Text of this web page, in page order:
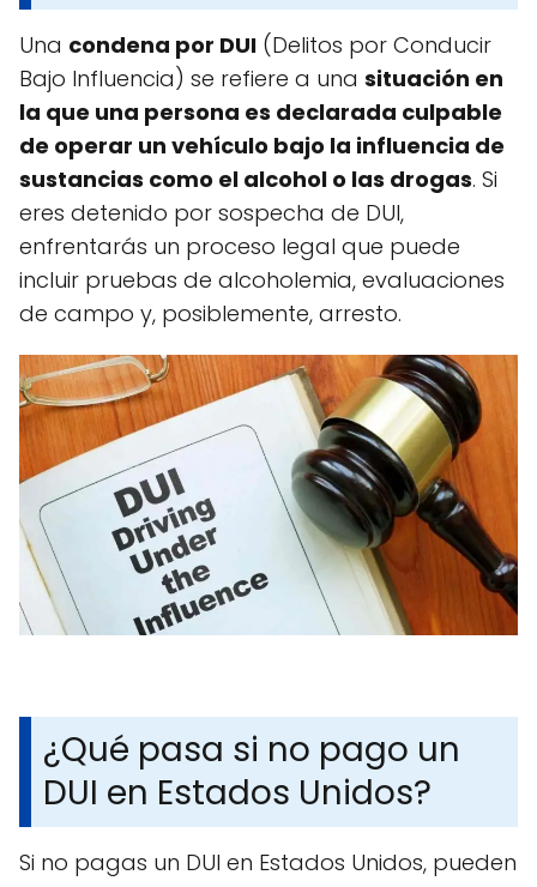
Una condena por DUI (Delitos por Conducir
Bajo Influencia) se refiere a una situación en
la que una persona es declarada culpable
de operar un vehículo bajo la influencia de
sustancias como el alcohol o las drogas. Si
eres detenido por sospecha de DUI,
enfrentarás un proceso legal que puede
incluir pruebas de alcoholemia, evaluaciones
de campo y, posiblemente, arresto.
¿Qué pasa si no pago un
DUI en Estados Unidos?
Si no pagas un DUI en Estados Unidos, pueden